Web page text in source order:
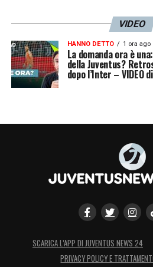
VIDEO
HANNO DETTO 1 ora ago
La domanda ora è
della Juventus?
dopo l’Inter – VIDEO
SCARICA L’APP DI JUVENTUS NEWS 24
PRIVACY POLICY E